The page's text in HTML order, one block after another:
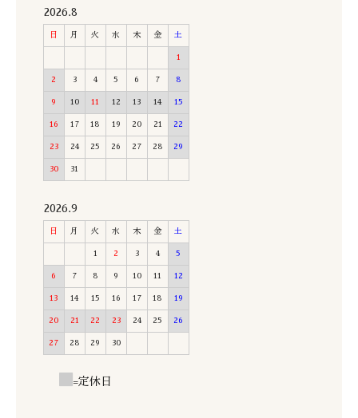
2026.8
日 月 火 水 木 金 土
1
2 3 4 5 6 7 8
9 10 11 12 13 14 15
16 17 18 19 20 21 22
23 24 25 26 27 28 29
30 31
2026.9
日 月 火 水 木 金 土
1 2 3 4 5
6 7 8 9 10 11 12
13 14 15 16 17 18 19
20 21 22 23 24 25 26
27 28 29 30
=定休日